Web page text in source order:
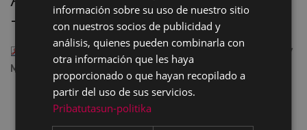
- Biografía (PDF)
Blas Echebarria - Biografia.pdf — Documento PDF, 4.47
MB (4686614 bytes)
información sobre su uso de nuestro sitio
con nuestros socios de publicidad y
análisis, quienes pueden combinarla con
otra información que les haya
proporcionado o que hayan recopilado a
partir del uso de sus servicios.
Pribatutasun-politika